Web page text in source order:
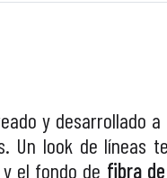
y desarrollado
Un look de líneas
y el fondo de fibra